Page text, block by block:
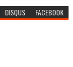
DISQUS FACEBOOK